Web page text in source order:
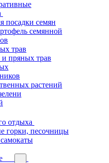
посадки семян
семянной
трав
пряных трав
растений
отдыха
горки, песочницы